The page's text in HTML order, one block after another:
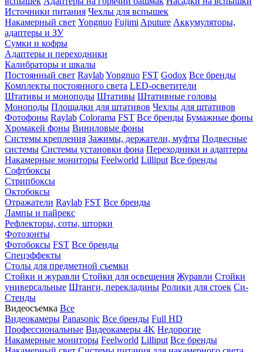
Источники питания Чехлы для вспышек
Накамерный свет Yongnuo Fujimi Aputure Аккумуляторы,
адаптеры и ЗУ
Сумки и кофры
Адаптеры и переходники
Калибраторы и шкалы
Постоянный свет RaylabYongnuo FST Godox Все бренды
Комплекты постоянного света LED-осветители
Штативы и моноподы Штативы Штативные головы
Моноподы Площадки для штативов Чехлы для штативов
Фотофоны Raylab Colorama FST Все бренды Бумажные фоны
Хромакей фоны Виниловые фоны
Системы крепления Зажимы, держатели, муфты Подвесные
системы Системы установки фона Переходники и адаптеры
Накамерные мониторы Feelworld Lilliput Все бренды
Софтбоксы
Стрипбоксы
Октобоксы
Отражатели Raylab FST Все бренды
Лампы и пайрекс
Рефлекторы, соты, шторки
Фотозонты
Фотобоксы FST Все бренды
Спецэффекты
Столы для предметной съемки
Стойки и журавли Стойки для освещения Журавли Стойки
универсальные Штанги, перекладины Ролики для стоек Си-
Стенды
Видеосъемка Все
Видеокамеры Panasonic Все бренды Full HD
Профессиональные Видеокамеры 4K Недорогие
Накамерные мониторы Feelworld Lilliput Все бренды